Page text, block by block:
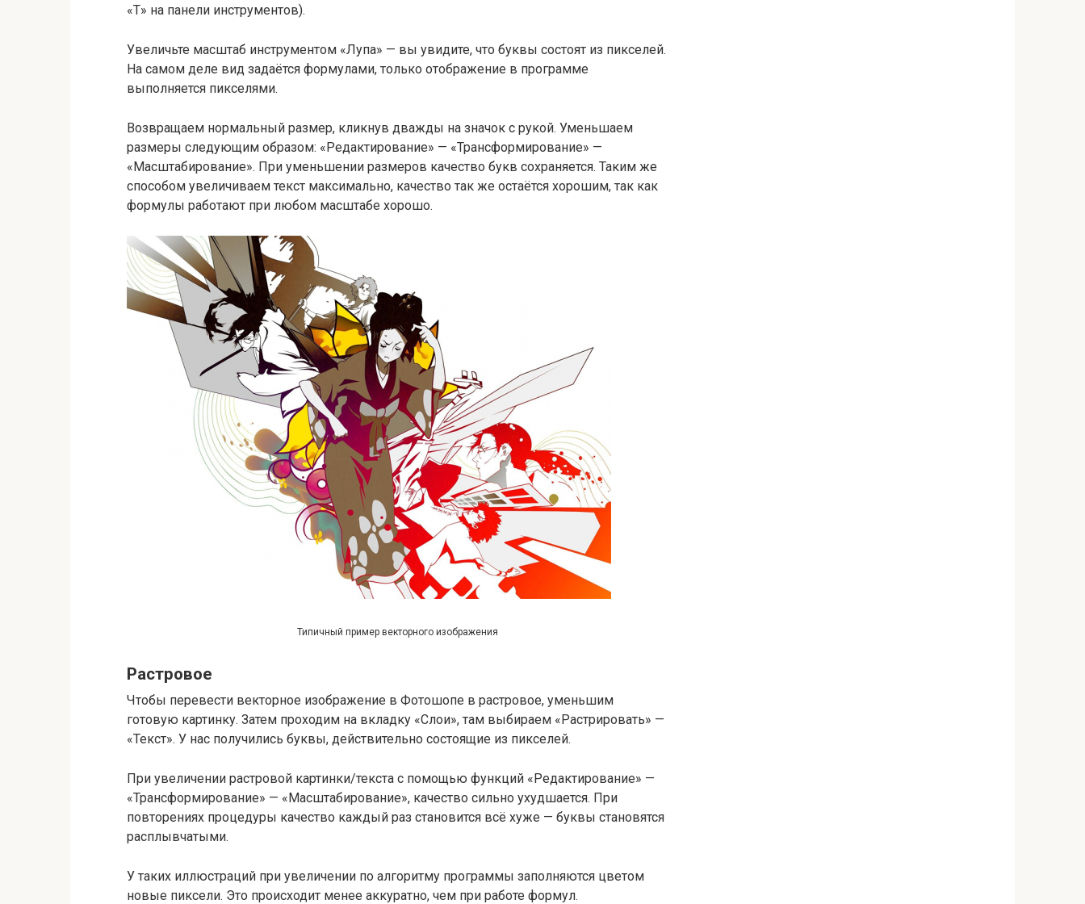
«Т» на панели инструментов).
Увеличьте масштаб инструментом «Лупа» — вы увидите, что буквы состоят из пикселей.
На самом деле вид задаётся формулами, только отображение в программе
выполняется пикселями.
Возвращаем нормальный размер, кликнув дважды на значок с рукой. Уменьшаем
размеры следующим образом: «Редактирование» — «Трансформирование» —
«Масштабирование». При уменьшении размеров качество букв сохраняется. Таким же
способом увеличиваем текст максимально, качество так же остаётся хорошим, так как
формулы работают при любом масштабе хорошо.
Типичный пример векторного изображения
Растровое
Чтобы перевести векторное изображение в Фотошопе в растровое, уменьшим
готовую картинку. Затем проходим на вкладку «Слои», там выбираем «Растрировать» —
«Текст». У нас получились буквы, действительно состоящие из пикселей.
При увеличении растровой картинки/текста с помощью функций «Редактирование» —
«Трансформирование» — «Масштабирование», качество сильно ухудшается. При
повторениях процедуры качество каждый раз становится всё хуже — буквы становятся
расплывчатыми.
У таких иллюстраций при увеличении по алгоритму программы заполняются цветом
новые пиксели. Это происходит менее аккуратно, чем при работе формул.